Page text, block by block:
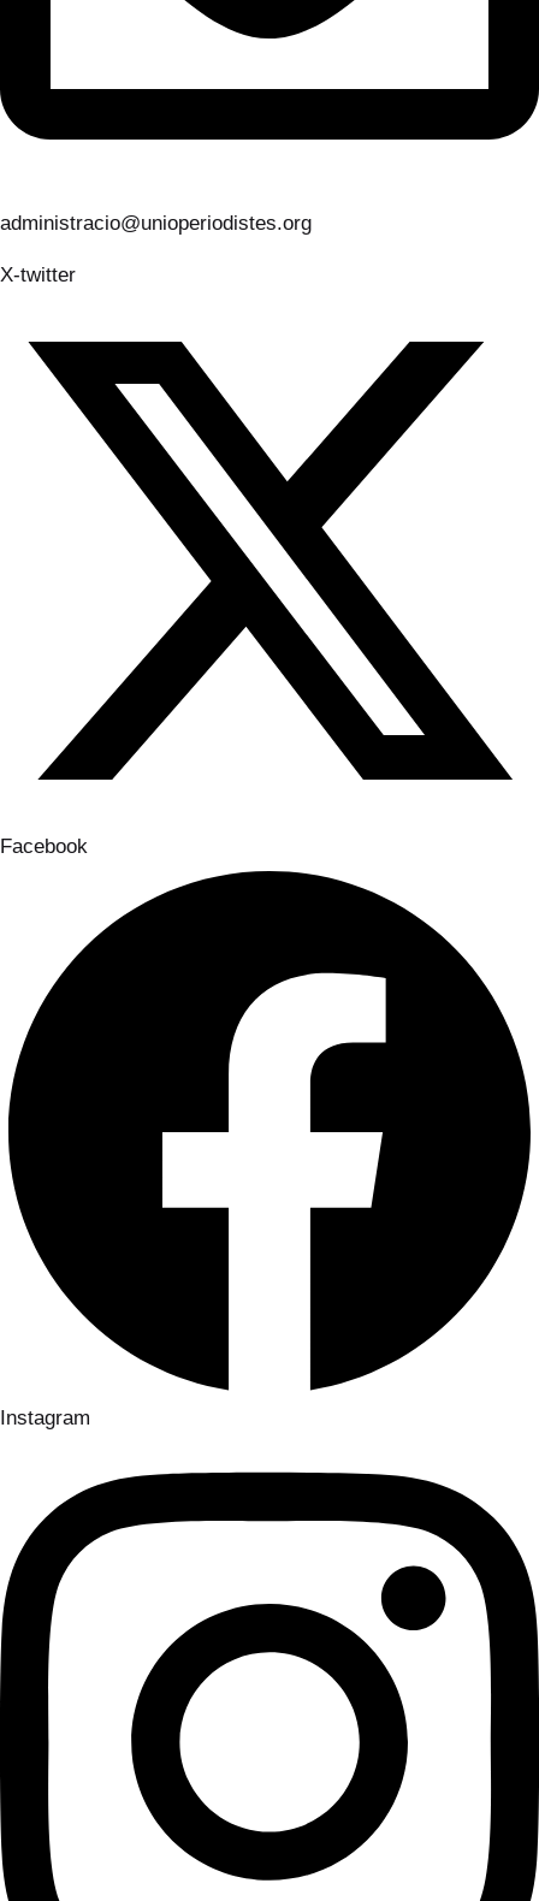
administracio@unioperiodistes.org
X-twitter
Facebook
Instagram